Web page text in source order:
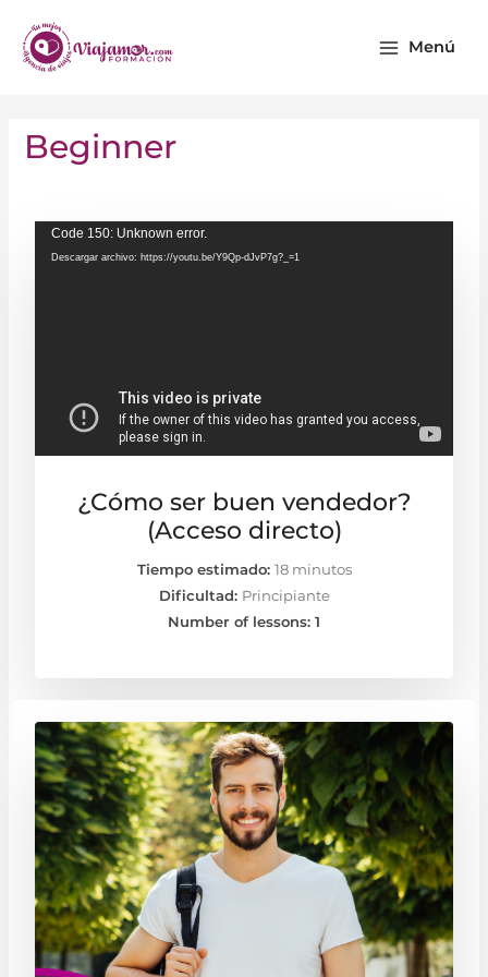
contenido
Menu
Menú
Beginner
de
Code 150: Unknown error.
Descargar archivo: https://youtu.be/Y9Qp-dJvP7g?_=1
¿Cómo ser buen vendedor?
(Acceso directo)
Tiempo estimado: 18 minutos
Dificultad: Principiante
Number of lessons: 1